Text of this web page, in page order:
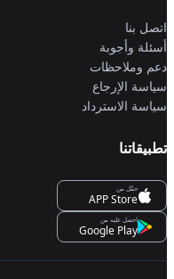
اتصل بنا
أسئلة وأجوبة
دعم وملاحظات
سياسة الإرجاع
سياسة الاسترداد
تطبيقاتنا
حمِّل من
APP Store
احصل عليه من
Google Play